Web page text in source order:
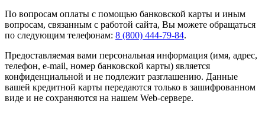
По вопросам оплаты с помощью банковской карты и иным
вопросам, связанным с работой сайта, Вы можете обращаться
по следующим телефонам: 8 (800) 444-79-84.
Предоставляемая вами персональная информация (имя, адрес,
телефон, e-mail, номер банковской карты) является
конфиденциальной и не подлежит разглашению. Данные
вашей кредитной карты передаются только в зашифрованном
виде и не сохраняются на нашем Web-сервере.